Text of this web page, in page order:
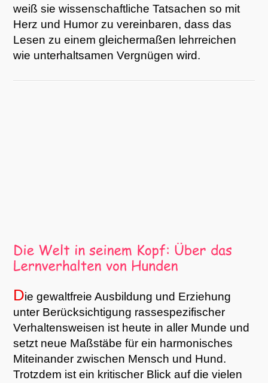
weiß sie wissenschaftliche Tatsachen so mit
Herz und Humor zu vereinbaren, dass das
Lesen zu einem gleichermaßen lehrreichen
wie unterhaltsamen Vergnügen wird.
Die gewaltfreie Ausbildung und Erziehung
unter Berücksichtigung rassespezifischer
Verhaltensweisen ist heute in aller Munde und
setzt neue Maßstäbe für ein harmonisches
Miteinander zwischen Mensch und Hund.
Trotzdem ist ein kritischer Blick auf die vielen